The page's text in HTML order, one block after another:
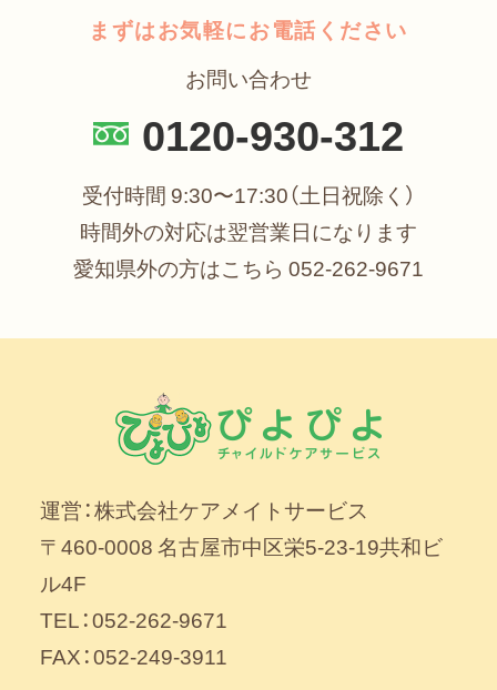
まずはお気軽にお電話ください
お問い合わせ
0120-930-312
受付時間 9:30〜17:30（土日祝除く）
時間外の対応は翌営業日になります
愛知県外の方はこちら 052-262-9671
運営：株式会社ケアメイトサービス
〒460-0008 名古屋市中区栄5-23-19共和ビ
ル4F
TEL：052-262-9671
FAX：052-249-3911